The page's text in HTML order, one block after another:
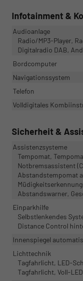
Infotainment &
Audioanlage
Radio/MP3-Player,
Digitalradio DAB,
Bordcomputer
Navigationssystem
Telefon
Volldigitales
Sicherheit &
Assistenzsysteme
Tempomat,
Notbremsassistent
Abstandstempomat
Abstandswarner,
Einparkhilfe
Selbstlenkendes
Distance Control
Innenspiegel
Lichttechnik
Tagfahrlicht, LED-
Tagfahrlicht, Voll-